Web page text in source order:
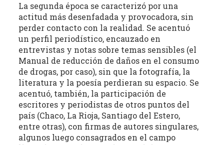
La segunda época se caracterizó por una
actitud más desenfadada y provocadora, sin
perder contacto con la realidad. Se acentuó
un perfil periodístico, encauzado en
entrevistas y notas sobre temas sensibles (el
Manual de reducción de daños en el consumo
de drogas, por caso), sin que la fotografía, la
literatura y la poesía perdieran su espacio. Se
acentuó, también, la participación de
escritores y periodistas de otros puntos del
país (Chaco, La Rioja, Santiago del Estero,
entre otras), con firmas de autores singulares,
algunos luego consagrados en el campo